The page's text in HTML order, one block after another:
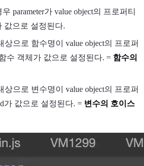
parameter가 value object의 프로퍼티
값으로 설정된다.
상으로 함수명이 value object의 프로퍼
수 객체가 값으로 설정된다. = 함수의
상으로 변수명이 value object의 프로퍼
가 값으로 설정된다. = 변수의 호이스